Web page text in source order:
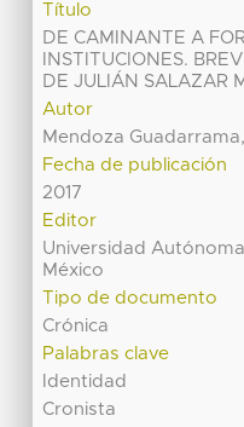
Título
DE CAMINANTE A
INSTITUCIONES.
DE JULIÁN SALAZAR
Autor
Mendoza
Fecha de publicación
2017
Editor
Universidad
México
Tipo de documento
Crónica
Palabras clave
Identidad
Cronista